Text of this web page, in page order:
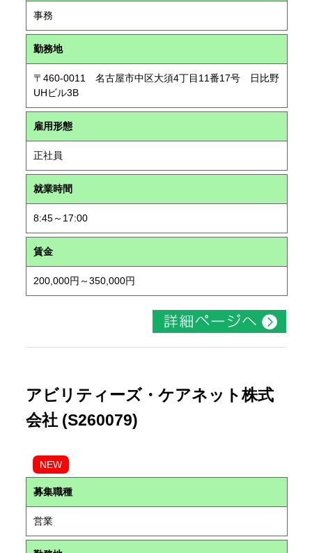
事務
勤務地
〒460-0011 名古屋市中区大須4丁目11番17号 日比野
UHビル3B
雇用形態
正社員
就業時間
8:45～17:00
賃金
200,000円～350,000円
アビリティーズ・ケアネット株式
会社 (S260079)
NEW
募集職種
営業